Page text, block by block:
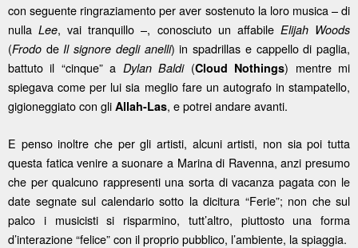
con seguente ringraziamento per aver sostenuto la loro musica – di
nullaLee, vai tranquillo –, conosciuto un affabile Elijah Woods
(Frodo de Il signore degli anelli) in spadrillas e cappello di paglia,
battuto il “cinque” a Dylan Baldi(Cloud Nothings) mentre mi
spiegava come per lui sia meglio fare un autografo in stampatello,
gigioneggiato con gli Allah-Las, e potrei andare avanti.
E penso inoltre che per gli artisti, alcuni artisti, non sia poi tutta
questa fatica venire a suonare a Marina di Ravenna, anzi presumo
che per qualcuno rappresenti una sorta di vacanza pagata con le
date segnate sul calendario sotto la dicitura “Ferie”; non che sul
palco i musicisti si risparmino, tutt’altro, piuttosto una forma
d’interazione “felice” con il proprio pubblico, l’ambiente, la spiaggia.